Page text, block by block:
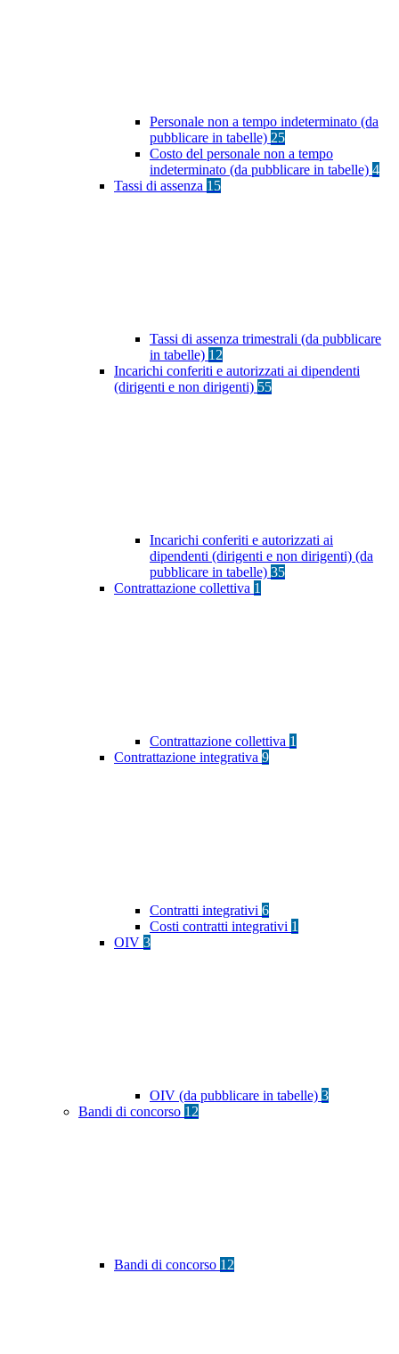
Personale non a tempo indeterminato (da
pubblicare in tabelle) 25
Costo del personale non a tempo
indeterminato (da pubblicare in tabelle) 4
Tassi di assenza 15
Tassi di assenza trimestrali (da pubblicare
in tabelle) 12
Incarichi conferiti e autorizzati ai dipendenti
(dirigenti e non dirigenti) 55
Incarichi conferiti e autorizzati ai
dipendenti (dirigenti e non dirigenti) (da
pubblicare in tabelle) 35
Contrattazione collettiva 1
Contrattazione collettiva 1
Contrattazione integrativa 9
Contratti integrativi 6
Costi contratti integrativi 1
OIV 3
OIV (da pubblicare in tabelle) 3
Bandi di concorso 12
Bandi di concorso 12